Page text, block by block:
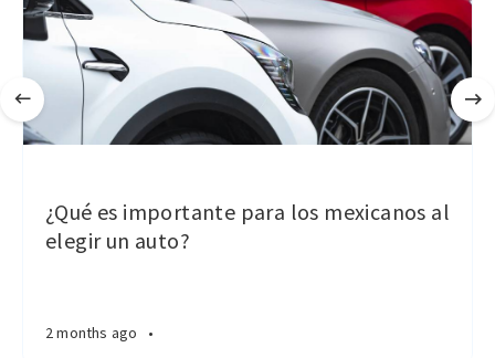
¿Qué es importante para los mexicanos al
elegir un auto?
2 months ago •